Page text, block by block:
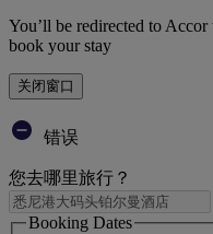
You’ll be redirected to
book your stay
关闭窗口
错误
您去哪里旅行？
Booking Dates